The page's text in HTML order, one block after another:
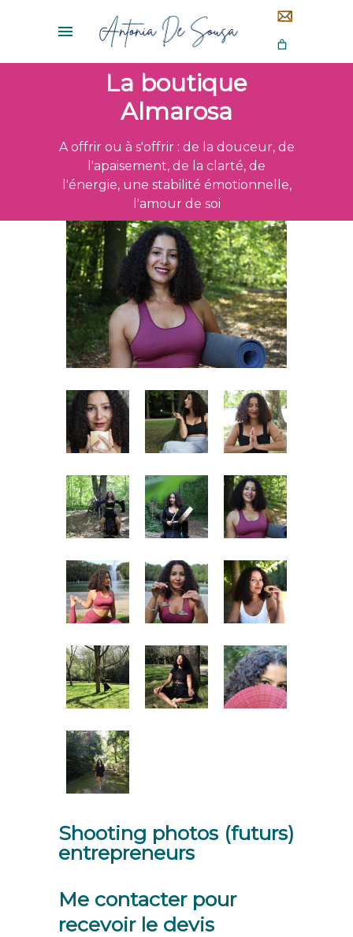
La boutique
Almarosa
A offrir ou à s'offrir : de la douceur, de
l'apaisement, de la clarté, de
l'énergie, une stabilité émotionnelle,
l'amour de soi
Shooting photos (futurs)
entrepreneurs
Me contacter pour
recevoir le devis